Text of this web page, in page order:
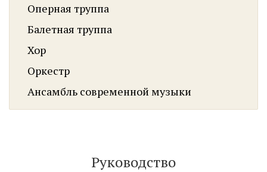
Оперная труппа
Балетная труппа
Хор
Оркестр
Ансамбль современной музыки
Руководство